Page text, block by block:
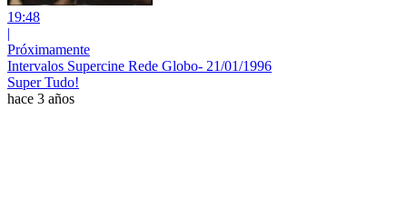
19:48
|
Próximamente
Intervalos Supercine Rede Globo- 21/01/1996
Super Tudo!
hace 3 años